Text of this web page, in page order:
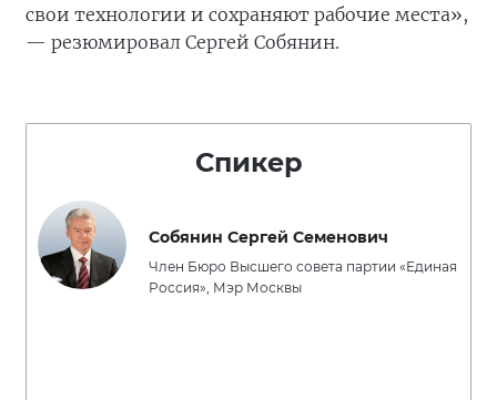
свои технологии и сохраняют рабочие места»,
— резюмировал Сергей Собянин.
Спикер
Собянин Сергей Семенович
Член Бюро Высшего совета партии «Единая
Россия», Мэр Москвы